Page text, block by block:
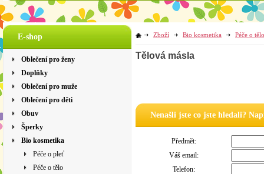
E-shop
Oblečení pro ženy
Doplňky
Oblečení pro muže
Oblečení pro děti
Obuv
Šperky
Bio kosmetika
Péče o pleť
Péče o tělo
Zboží Bio kosmetika Péče o tělo
Tělová másla
Nenašli jste co jste hledali?
Předmět:
Váš email:
Telefon: